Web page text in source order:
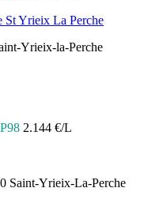
St Yrieix La Perche
Yrieix-la-Perche
2.144 €/L
Saint-Yrieix-La-Perche